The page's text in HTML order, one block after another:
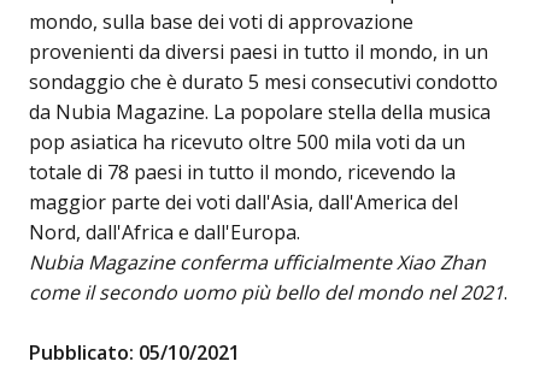
mondo, sulla base dei voti di approvazione
provenienti da diversi paesi in tutto il mondo, in un
sondaggio che è durato 5 mesi consecutivi condotto
da Nubia Magazine. La popolare stella della musica
pop asiatica ha ricevuto oltre 500 mila voti da un
totale di 78 paesi in tutto il mondo, ricevendo la
maggior parte dei voti dall'Asia, dall'America del
Nord, dall'Africa e dall'Europa.
Nubia Magazine conferma ufficialmente Xiao Zhan
come il secondo uomo più bello del mondo nel 2021.
Pubblicato: 05/10/2021